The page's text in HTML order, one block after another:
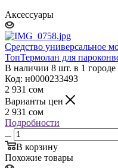
Аксессуары
Средство универсальное
ТопТермолан для
В наличии 8 шт. в 1 городе
Код: н0000233493
2 931 сом
Варианты цен
2 931 сом
Подробности
В корзину
Похожие товары